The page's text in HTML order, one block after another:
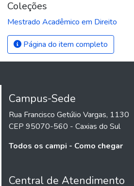
Coleções
Mestrado Acadêmico em Direito
Página do item completo
Campus-Sede
Rua Francisco Getúlio Vargas, 1130
CEP 95070-560 - Caxias do Sul
Todos os campi - Como chegar
Central de Atendimento